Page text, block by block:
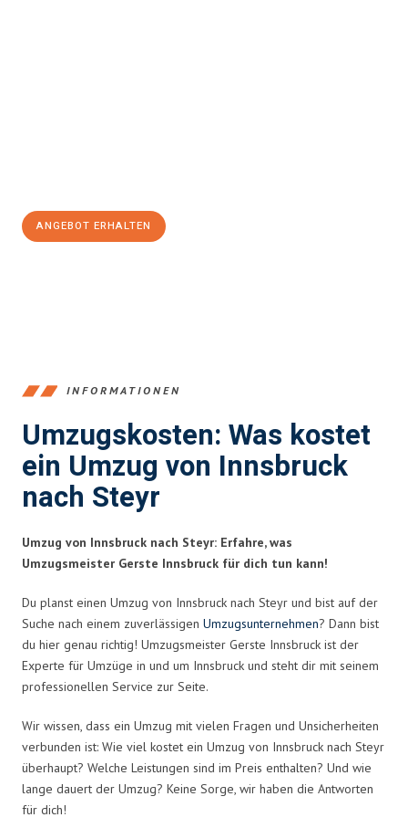
ANGEBOT ERHALTEN
INFORMATIONEN
Umzugskosten: Was kostet
ein Umzug von Innsbruck
nach Steyr
Umzug von Innsbruck nach Steyr: Erfahre, was
Umzugsmeister Gerste Innsbruck für dich tun kann!
Du planst einen Umzug von Innsbruck nach Steyr und bist auf der
Suche nach einem zuverlässigen Umzugsunternehmen? Dann bist
du hier genau richtig! Umzugsmeister Gerste Innsbruck ist der
Experte für Umzüge in und um Innsbruck und steht dir mit seinem
professionellen Service zur Seite.
Wir wissen, dass ein Umzug mit vielen Fragen und Unsicherheiten
verbunden ist: Wie viel kostet ein Umzug von Innsbruck nach Steyr
überhaupt? Welche Leistungen sind im Preis enthalten? Und wie
lange dauert der Umzug? Keine Sorge, wir haben die Antworten
für dich!